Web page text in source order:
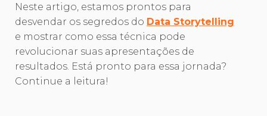
Neste artigo, estamos prontos para
desvendar os segredos do Data Storytelling
e mostrar como essa técnica pode
revolucionar suas apresentações de
resultados. Está pronto para essa jornada?
Continue a leitura!